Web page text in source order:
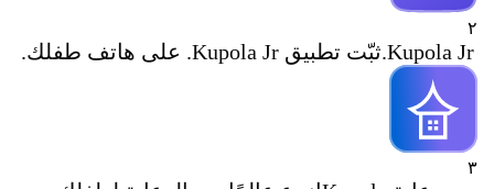
٢
Kupola Jr. ثبّت تطبيق Kupola Jr. على هاتف طفلك.
٣